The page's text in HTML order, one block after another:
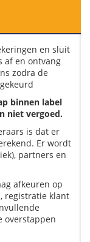
en sluit
af en ontvang
zodra de
binnen label
niet vergoed.
is dat er
Er wordt
partners en
afkeuren op
registratie klant
overstappen